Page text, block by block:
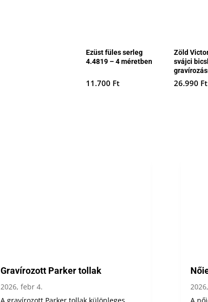
Ezüst füles serleg
4.4819 – 4 méretben
11.700 Ft
Zöld
svájci
26.990 Ft
Gravírozott Parker tollak
2026, febr 4.